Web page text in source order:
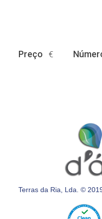
Preço €
Terras da Ria, Lda. ©